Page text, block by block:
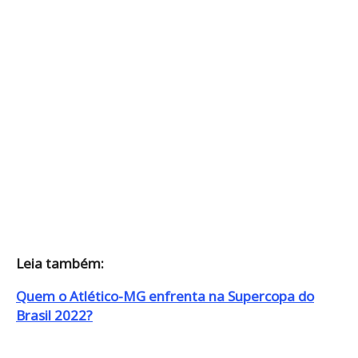
Leia também:
Quem o Atlético-MG enfrenta na Supercopa do
Brasil 2022?